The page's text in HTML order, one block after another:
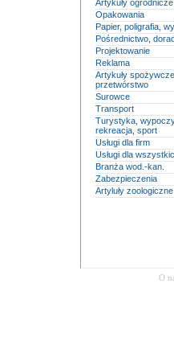
Artykuły
Opakowania
Papier, poligrafia,
Pośrednictwo,
Projektowanie
Reklama
Artykuły
przetwórstwo
Surowce
Transport
Turystyka,
rekreacja, sport
Usługi dla firm
Usługi dla
Branża wod.-kan.
Zabezpieczenia
Artyluły zoologiczne
O